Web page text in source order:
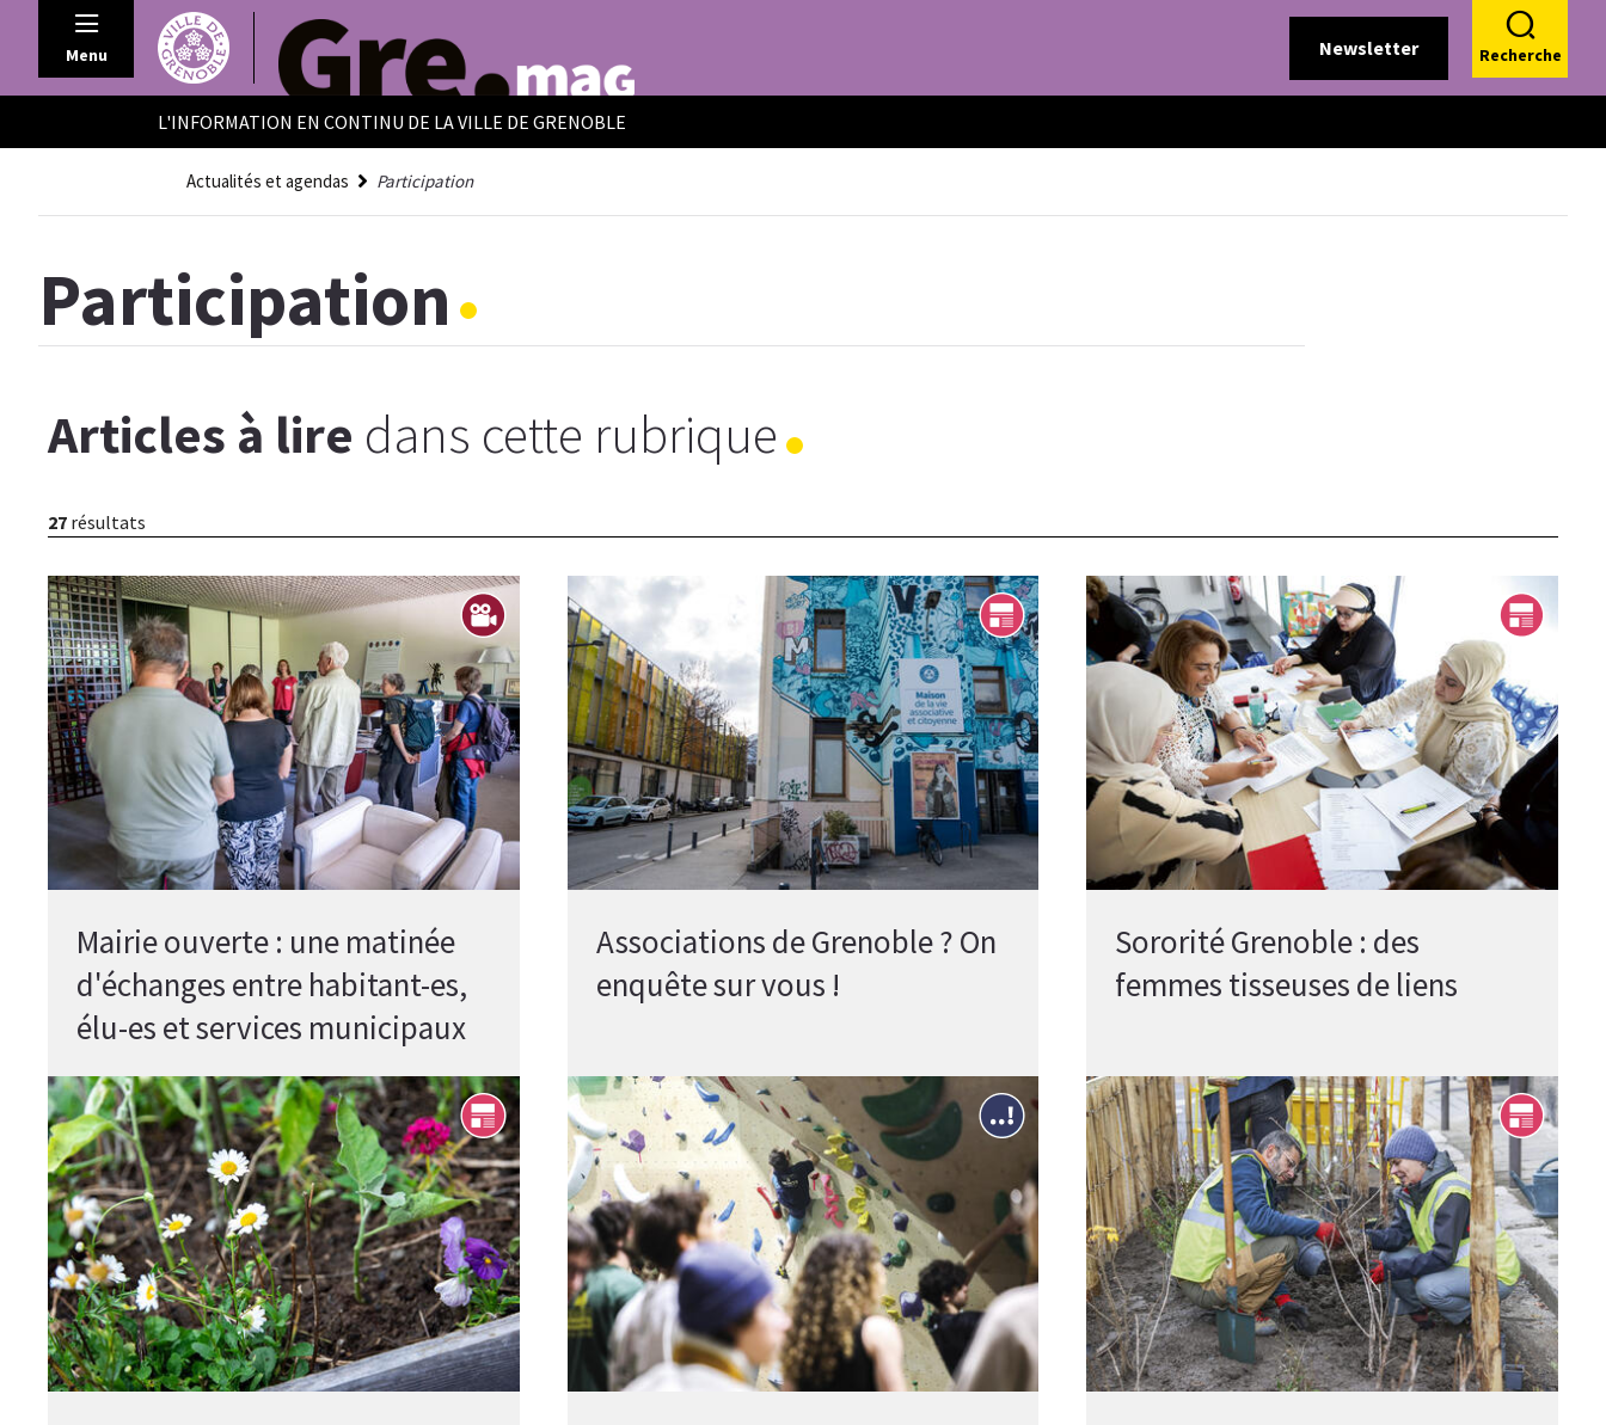
Panneau de gestion des cookies
Menu Newsletter Recherche
L'INFORMATION EN CONTINU DE LA VILLE DE GRENOBLE
Actualités et agendas Participation
Participation
Articles à lire dans cette rubrique
27 résultats
Mairie ouverte : une matinée
d'échanges entre habitant-es,
élu-es et services municipaux
Associations de Grenoble ? On
enquête sur vous !
Sororité Grenoble : des
femmes tisseuses de liens